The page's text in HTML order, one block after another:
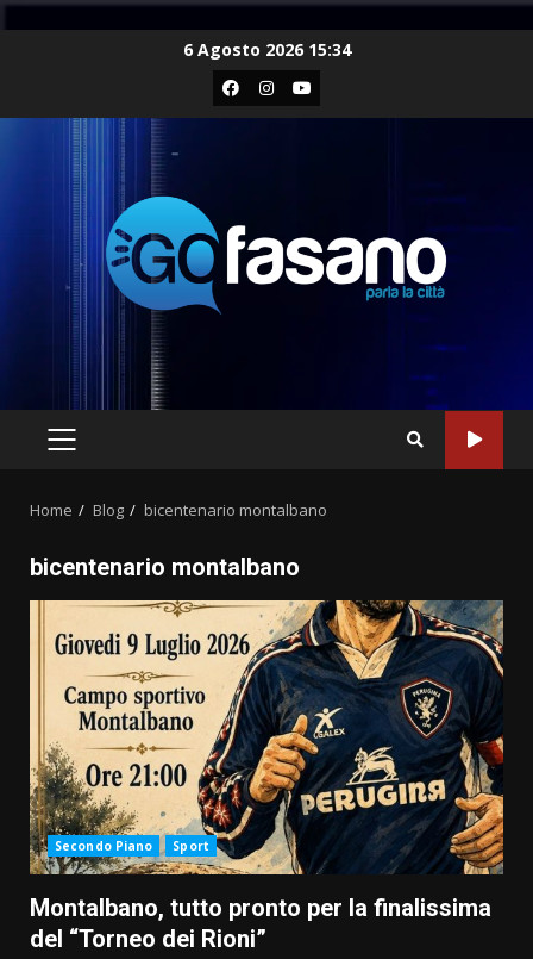
6 Agosto 2026 15:34
Facebook
Instagram
Youtube
PRIMARY
Home Blog bicentenario montalbano
bicentenario montalbano
Secondo Piano Sport
Montalbano, tutto pronto per la finalissima
del “Torneo dei Rioni”